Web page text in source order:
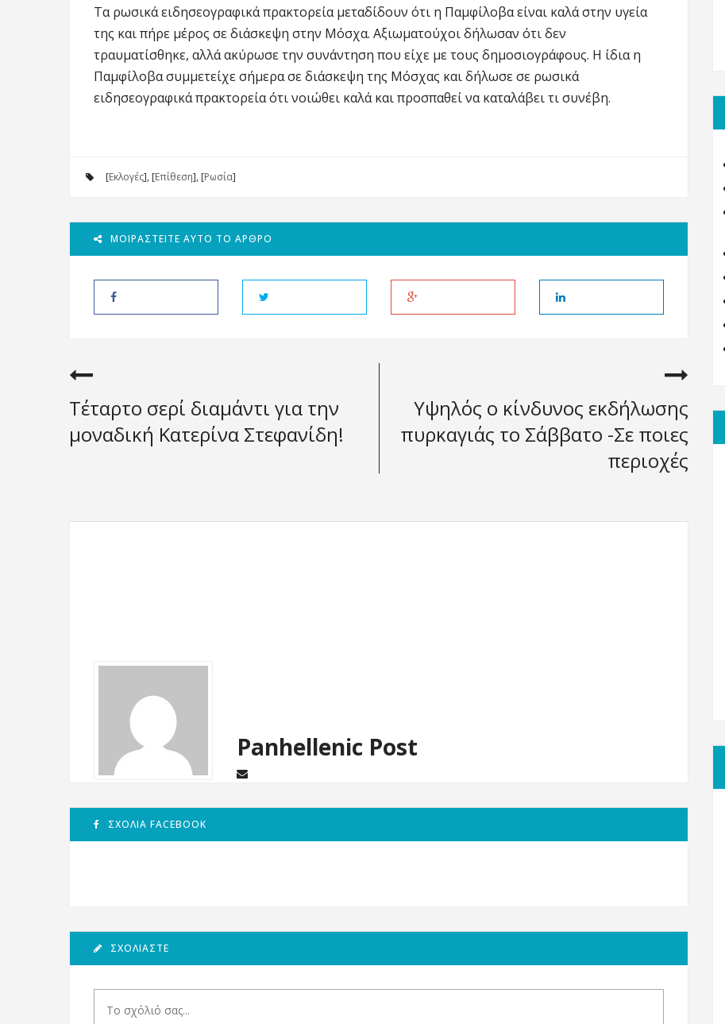
Τα ρωσικά ειδησεογραφικά πρακτορεία μεταδίδουν ότι η Παμφίλοβα είναι καλά στην υγεία
της και πήρε μέρος σε διάσκεψη στην Μόσχα. Αξιωματούχοι δήλωσαν ότι δεν
τραυματίσθηκε, αλλά ακύρωσε την συνάντηση που είχε με τους δημοσιογράφους. Η ίδια η
Παμφίλοβα συμμετείχε σήμερα σε διάσκεψη της Μόσχας και δήλωσε σε ρωσικά
ειδησεογραφικά πρακτορεία ότι νοιώθει καλά και προσπαθεί να καταλάβει τι συνέβη.
[Εκλογές], [Επίθεση], [Ρωσία]
ΜΟΙΡΑΣΤΕΊΤΕ ΑΥΤΌ ΤΟ ΆΡΘΡΟ
Τέταρτο σερί διαμάντι για την
μοναδική Κατερίνα Στεφανίδη!
Υψηλός ο κίνδυνος εκδήλωσης
πυρκαγιάς το Σάββατο -Σε ποιες
περιοχές
Panhellenic Post
ΣΧΌΛΙΑ FACEBOOK
ΣΧΟΛΙΆΣΤΕ